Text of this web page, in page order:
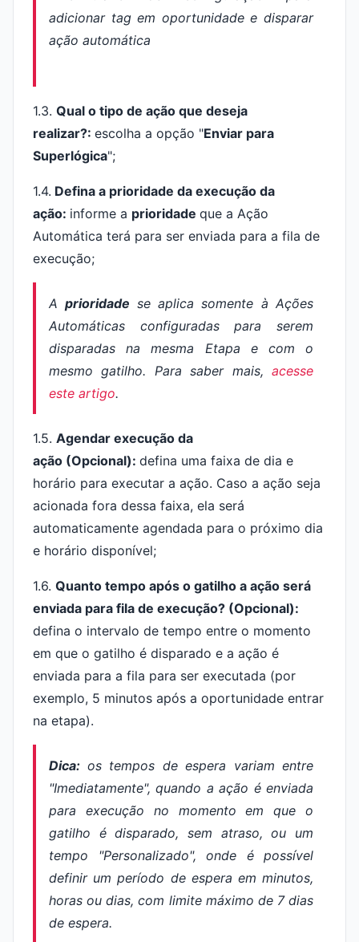
1.3. Qual o tipo de ação que deseja
realizar?: escolha a opção "Enviar para
Superlógica";
1.4. Defina a prioridade da execução da
ação: informe a prioridade que a Ação
Automática terá para ser enviada para a fila de
execução;
Aprioridade se aplica somente à Ações
Automáticas configuradas para serem
disparadas na mesma Etapa e com o
mesmo gatilho. Para saber mais, acesse
este artigo.
1.5. Agendar execução da
ação (Opcional): defina uma faixa de dia e
horário para executar a ação. Caso a ação seja
acionada fora dessa faixa, ela será
automaticamente agendada para o próximo dia
e horário disponível;
1.6. Quanto tempo após o gatilho a ação será
enviada para fila de execução? (Opcional):
defina o intervalo de tempo entre o momento
em que o gatilho é disparado e a ação é
enviada para a fila para ser executada (por
exemplo, 5 minutos após a oportunidade entrar
na etapa).
Dica: os tempos de espera variam entre
"Imediatamente", quando a ação é enviada
para execução no momento em que o
gatilho é disparado, sem atraso, ou um
tempo "Personalizado", onde é possível
definir um período de espera em minutos,
horas ou dias, com limite máximo de 7 dias
de espera.